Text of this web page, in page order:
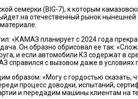
семерки (BIG-7), к которым
на отечественный рынок
«КАМАЗ планирует с 2024 года
Он образно обрисовал ее так:
и если автомобили К3 содержат в
справился с вызовом даже в условиях
образом: «Могу с гордостью сказать,
процесс доводки, испытаний,
и передадим машины клиентам на